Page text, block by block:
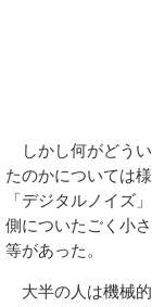
しかし何がどう
たのかについては
「デジタルノイズ
側についたごく小
等があった。
大半の人は機械